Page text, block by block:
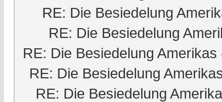
RE: Die Besiedelung
RE: Die Besiedelung
RE: Die Besiedelung Amerikas
RE: Die Besiedelung
RE: Die Besiedelung